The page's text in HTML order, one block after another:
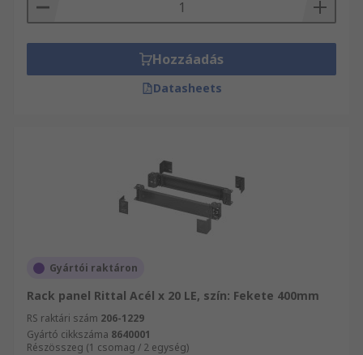
Hozzáadás
Datasheets
Gyártói raktáron
Rack panel Rittal Acél x 20 LE, szín: Fekete 400mm
RS raktári szám 206-1229
Gyártó cikkszáma 8640001
Részösszeg (1 csomag / 2 egység)